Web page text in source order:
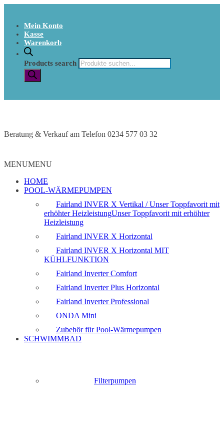
Mein Konto
Kasse
Warenkorb
Products search
Beratung & Verkauf am Telefon 0234 577 03 32
MENUMENU
HOME
POOL-WÄRMEPUMPEN
Fairland INVER X Vertikal / Unser Toppfavorit mit
erhöhter HeizleistungUnser Toppfavorit mit erhöhter
Heizleistung
Fairland INVER X Horizontal
Fairland INVER X Horizontal MIT
KÜHLFUNKTION
Fairland Inverter Comfort
Fairland Inverter Plus Horizontal
Fairland Inverter Professional
ONDA Mini
Zubehör für Pool-Wärmepumpen
SCHWIMMBAD
Filterpumpen